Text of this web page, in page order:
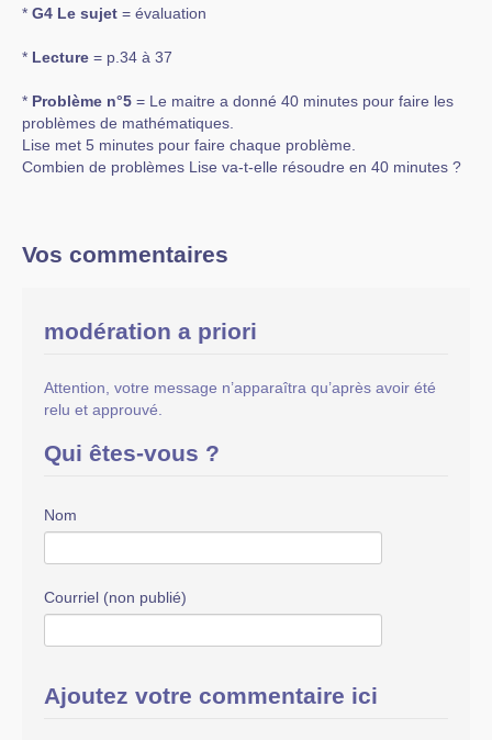
* G4 Le sujet = évaluation
* Lecture = p.34 à 37
* Problème n°5 = Le maitre a donné 40 minutes pour faire les
problèmes de mathématiques.
Lise met 5 minutes pour faire chaque problème.
Combien de problèmes Lise va-t-elle résoudre en 40 minutes ?
Vos commentaires
modération a priori
Attention, votre message n’apparaîtra qu’après avoir été
relu et approuvé.
Qui êtes-vous ?
Nom
Courriel (non publié)
Ajoutez votre commentaire ici